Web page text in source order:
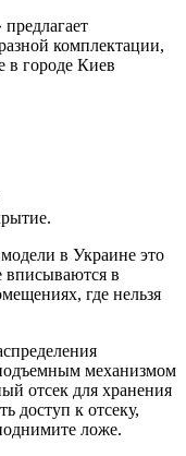
комплектации,
в городе Киев
в Украине это
вписываются в
где нельзя
механизмом
отсек для хранения
доступ к отсеку,
ложе.